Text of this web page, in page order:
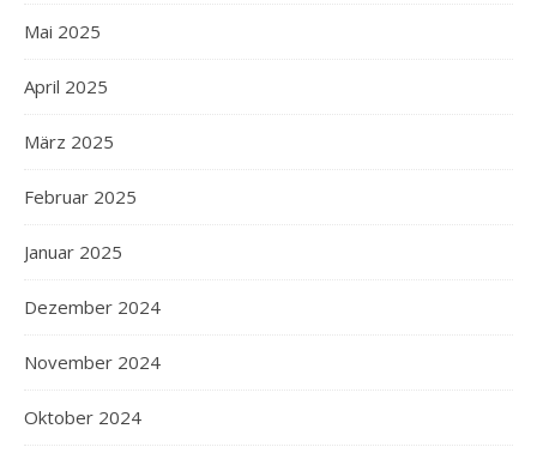
Mai 2025
April 2025
März 2025
Februar 2025
Januar 2025
Dezember 2024
November 2024
Oktober 2024